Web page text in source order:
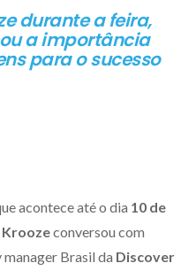
durante a feira,
a importância
para o sucesso
acontece até o dia 10 de
Kroozeconversou com
manager Brasil da Discover